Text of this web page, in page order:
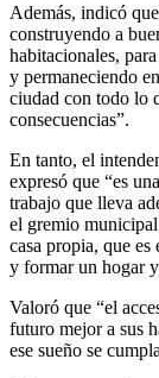
Además, indicó
construyendo a
habitacionales,
y permaneciendo
ciudad con todo lo
consecuencias”.
En tanto, el
expresó que “es
trabajo que lleva
el gremio municipal
casa propia, que
y formar un hogar
Valoró que “el
futuro mejor a sus
ese sueño se